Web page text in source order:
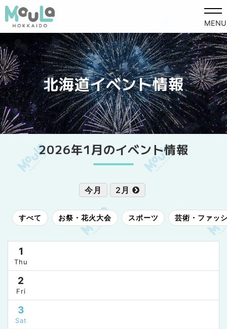
MENU
北海道イベント情報
2026年1月のイベント情報
今月 2月
すべて お祭・花火大会 スポーツ 芸術・ファッ
1
Thu
2
Fri
3
Sat